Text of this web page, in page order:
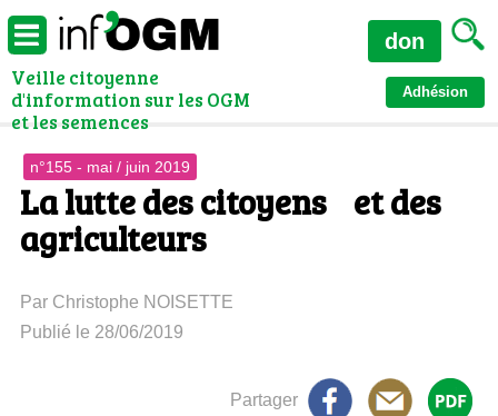
Veille citoyenne
d'information sur les OGM
et les semences
Adhésion
don
n°155 - mai / juin 2019
La lutte des citoyens et des
agriculteurs
Par Christophe NOISETTE
Publié le 28/06/2019
Partager